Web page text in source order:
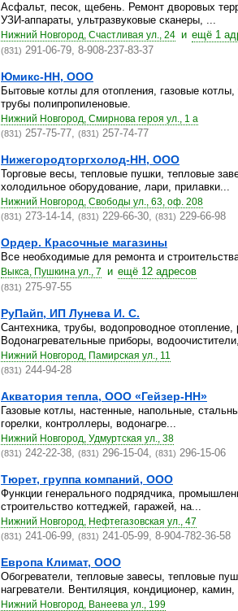
Асфальт, песок, щебень. Ремонт дворовых
УЗИ-аппараты, ультразвуковые сканеры, ...
Нижний Новгород, Счастливая ул., 24 и ещё 1
(831) 291-06-79, 8-908-237-83-37
Юмикс-НН, ООО
Бытовые котлы для отопления, газовые
трубы полипропиленовые.
Нижний Новгород, Смирнова героя ул., 1 а
(831) 257-75-77, (831) 257-74-77
Нижегородторгхолод-НН, ООО
Торговые весы, тепловые пушки, тепловые
холодильное оборудование, лари, прилавки...
Нижний Новгород, Свободы ул., 63, оф. 208
(831) 273-14-14, (831) 229-66-30, (831) 229-66-98
Ордер. Красочные магазины
Все необходимые для ремонта и
Выкса, Пушкина ул., 7 и ещё 12 адресов
(831) 275-97-55
РуПайп, ИП Лунева И. С.
Сантехника, трубы, водопроводное
Водонагревательные приборы,
Нижний Новгород, Памирская ул., 11
(831) 244-94-28
Акватория тепла, ООО «Гейзер-НН»
Газовые котлы, настенные, напольные,
горелки, контроллеры, водонагре...
Нижний Новгород, Удмуртская ул., 38
(831) 242-22-38, (831) 296-15-04, (831) 296-15-06
Тюрет, группа компаний, ООО
Функции генерального подрядчика,
строительство коттеджей, гаражей, на...
Нижний Новгород, Нефтегазовская ул., 47
(831) 241-06-99, (831) 241-05-99, 8-904-782-36-58
Европа Климат, ООО
Обогреватели, тепловые завесы, тепловые
нагреватели. Вентиляция, кондиционер, камин,
Нижний Новгород, Ванеева ул., 199